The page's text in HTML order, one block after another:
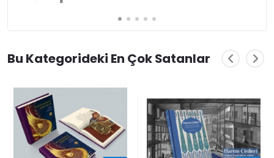
Bu Kategorideki En Çok Satanlar